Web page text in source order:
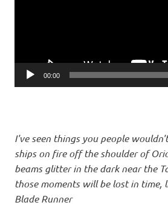
00:00
I've seen things you people
ships on fire off the shoulder of
beams glitter in the dark near the
those moments will be lost in time,
Blade Runner